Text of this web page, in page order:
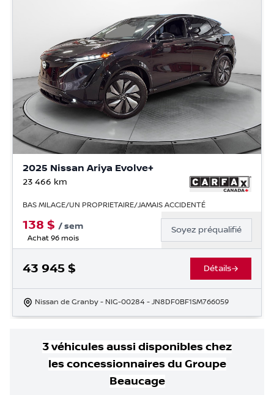
2025 Nissan Ariya Evolve+
23 466 km
BAS MILAGE/UN PROPRIETAIRE/JAMAIS ACCIDENTÉ
138 $ /sem
Achat 96 mois
Soyez préqualifié
43 945 $ Détails
Nissan de Granby - NIG-00284 - JN8DF0BF1SM766059
3véhiculesaussi disponibleschez
les concessionnaires du Groupe
Beaucage